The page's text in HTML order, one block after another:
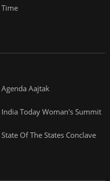
Time
Agenda Aajtak
India Today Woman's Summit
State Of The States Conclave